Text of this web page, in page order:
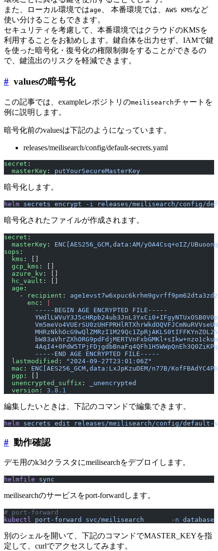
また、ローカル環境ではage 、 本番環境では、 AWS KMSなど
使い分けることもできます。
セキュリティを考慮して、本番環境ではクラウドのKMSを
利用することをお勧めします。鍵自体を出力せず、IAMで鍵
を使った暗号化・復号化の権限制御をすることができるの
で、鍵流出のリスクを軽減できます。
# valuesの暗号化
この記事では、exampleレポジトリのmeilisearchチャートを
例に説明します。
暗号化前のvaluesは下記のようになっています。
releases/meilisearch/config/default-secrets.yaml
secret :
  masterKey
: putYourSecureMasterKey
暗号化します。
helm secrets encrypt -i releases/meilisearch/config/
暗号化されたファイルが作成されます。
secret :
  masterKey
: ENC[AES256_GCM,data:AM/yOA4Csq+oIZ/
sops :
  kms
: []
  gcp_kms
: []
  azure_kv
: []
  hc_vault
: []
  age
:
    -
recipient :
      enc
:
        -----BEGIN AGE ENCRYPTED FILE-----
        -----END AGE ENCRYPTED FILE-----
  lastmodified
:
"2024-09-27T23:01:06Z"
  mac
: ENC[AES256_GCM,data:LxJpKzuDEM/n77B/
  pgp
: []
  unencrypted_suffix
:
_unencrypted
  version
: 3.8.1
編集したいときは、下記のコマンドで編集できます。
helm secrets edit releases/meilisearch/config/default-
# 動作確認
デモ用のk3dクラスタにmeilisearchをデプロイします。
helmfile sync
meilisearchのサービスをport-forwardします。
# port-forward
kubectl port-forward svc/meilisearch
       -n
database
別のシェルを開いて、下記のコマンドでMASTER_KEYを指
定して、curlでアクセスしてみます。